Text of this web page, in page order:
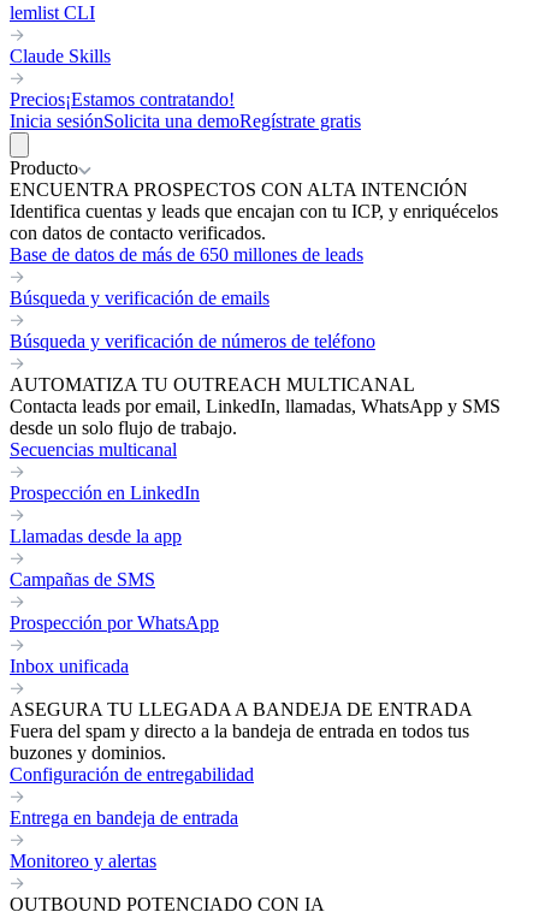
lemlist CLI
Claude Skills
Precios¡Estamos contratando!
Inicia sesiónSolicita una demoRegístrate gratis
Producto
ENCUENTRA PROSPECTOS CON ALTA INTENCIÓN
Identifica cuentas y leads que encajan con tu ICP, y enriquécelos
con datos de contacto verificados.
Base de datos de más de 650 millones de leads
Búsqueda y verificación de emails
Búsqueda y verificación de números de teléfono
AUTOMATIZA TU OUTREACH MULTICANAL
Contacta leads por email, LinkedIn, llamadas, WhatsApp y SMS
desde un solo flujo de trabajo.
Secuencias multicanal
Prospección en LinkedIn
Llamadas desde la app
Campañas de SMS
Prospección por WhatsApp
Inbox unificada
ASEGURA TU LLEGADA A BANDEJA DE ENTRADA
Fuera del spam y directo a la bandeja de entrada en todos tus
buzones y dominios.
Configuración de entregabilidad
Entrega en bandeja de entrada
Monitoreo y alertas
OUTBOUND POTENCIADO CON IA